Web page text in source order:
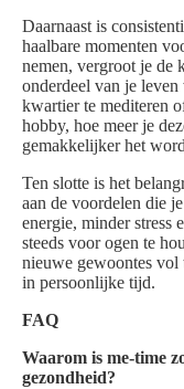
Daarnaast is
haalbare momenten
nemen, vergroot je de
onderdeel van je
kwartier te mediteren
hobby, hoe meer je
gemakkelijker het
Ten slotte is het
aan de voordelen die
energie, minder stress
steeds voor ogen te
nieuwe gewoontes vol
in persoonlijke tijd.
FAQ
Waarom is me-time
gezondheid?